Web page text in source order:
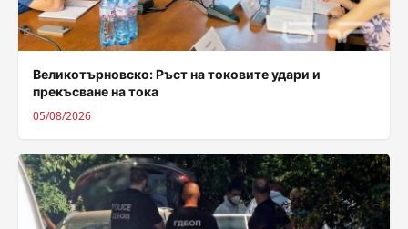
Великотърновско: Ръст на токовите удари и
прекъсване на тока
05/08/2026